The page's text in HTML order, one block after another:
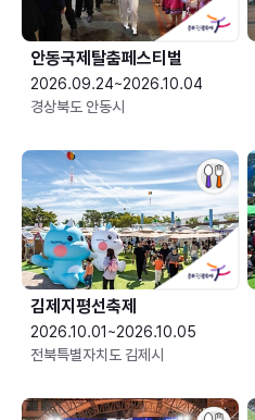
안동국제탈춤페스티벌
2026.09.24~2026.10.04
경상북도 안동시
김제지평선축제
2026.10.01~2026.10.05
전북특별자치도 김제시